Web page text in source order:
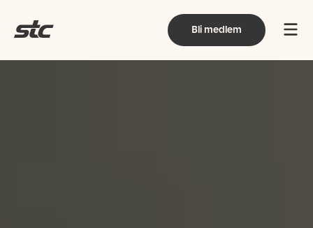
Bli medlem